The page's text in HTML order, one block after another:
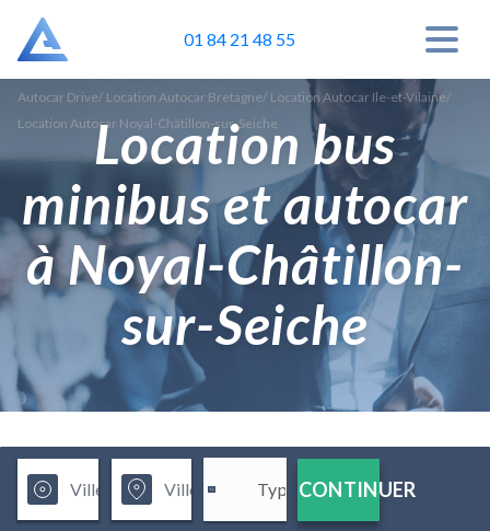
01 84 21 48 55
Autocar Drive/ Location Autocar Bretagne/ Location Autocar Ile-et-Vilaine/
Location Autocar Noyal-Châtillon-sur-Seiche
Location bus
minibus et autocar
à Noyal-Châtillon-
sur-Seiche
CONTINUER